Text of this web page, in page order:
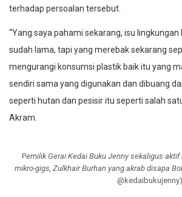
sudah lama, tapi yang merebak sekarang
mengurangi konsumsi plastik baik itu yang
sendiri sama yang digunakan dan dibuang
seperti hutan dan pesisir itu seperti salah
Akram.
mikro-gigs, Zulkhair Burhan yang akrab disapa
@kedaibukujenny)